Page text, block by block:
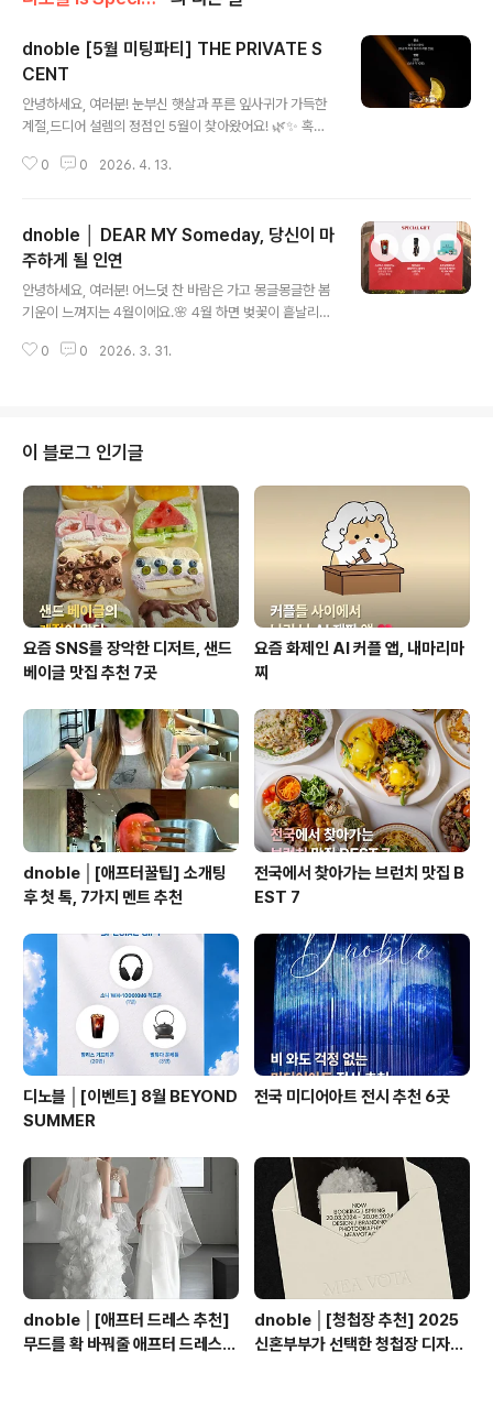
dnoble [5월 미팅파티] THE PRIVATE S
CENT
안녕하세요, 여러분! 눈부신 햇살과 푸른 잎사귀가 가득한
계절,드디어 설렘의 정점인 5월이 찾아왔어요! 🌿✨ 혹시
함을 느끼고 계셨나요?그렇다면 이번 5월, 여러분의 감각
블이 준비한 5월의 프라이빗 미팅파티,'THE PRIVATE S
CENT' 소식입니다! 🍸 압구정의 프라이빗한 라운지에서
즐기는 진한 위스키 한 잔과, 오직 나만의 '향기'를 찾아 떠
나는 매혹적인 로테이션 데이트!드라마 속 한 장면처럼 우
아하고 은밀한 만남을 꿈꾸셨다면,디노블이 그 로망을 현
실로 만들어 드릴게요. ✨오직 당신만을 위해 준비된 특별
0 0 2026. 4. 13.
dnoble │ DEAR MY Someday, 당신이 마
주하게 될 인연
안녕하세요, 여러분! 어느덧 찬 바람은 가고 몽글몽글한 봄
기운이 느껴지는 4월이에요.🌸 4월 하면 벚꽃이 흩날리고,
매년 돌아오는 봄이지만, 누군가에게 진심 어린 고백을 받
노블이 준비한 역대급 4월 이벤트를 들고 왔습니다!그냥
평범한 만남을 주선하는 뻔한 이벤트가 아니에요.인생의
소중한 인연을 만날 수 있는 기회는 물론, 선물까지 쏟아지
는 'DEAR MY Someday' 이벤트!지금부터 그 달콤한 혜
택들을 하나하나 보러 가실까요? 이벤트 안내🗓️ 기간202
6년 4월 1일 ~ 4월..
0 0 2026. 3. 31.
이 블로그 인기글
요즘 SNS를 장악한 디저트, 샌드
베이글 맛집 추천 7곳
요즘 화제인 AI 커플 앱, 내마리마
찌
dnoble │[애프터꿀팁] 소개팅
후 첫 톡, 7가지 멘트 추천
전국에서 찾아가는 브런치 맛집 B
EST 7
디노블 │[이벤트] 8월 BEYOND
SUMMER
전국 미디어아트 전시 추천 6곳
dnoble │[애프터 드레스 추천]
무드를 확 바꿔줄 애프터 드레스
dnoble │[청첩장 추천] 2025
신혼부부가 선택한 청첩장 디자인